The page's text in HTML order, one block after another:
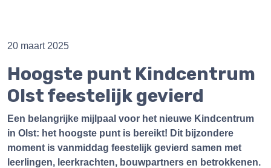
20 maart 2025
Hoogste punt Kindcentrum
Olst feestelijk gevierd
Een belangrijke mijlpaal voor het nieuwe Kindcentrum
in Olst: het hoogste punt is bereikt! Dit bijzondere
moment is vanmiddag feestelijk gevierd samen met
leerlingen, leerkrachten, bouwpartners en betrokkenen.